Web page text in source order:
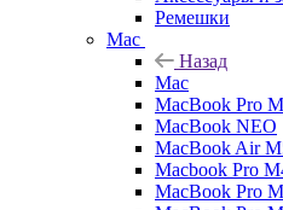
Ремешки
Mac
Назад
Mac
MacBook Pro
MacBook NEO
MacBook Air
Macbook Pro
MacBook Pro